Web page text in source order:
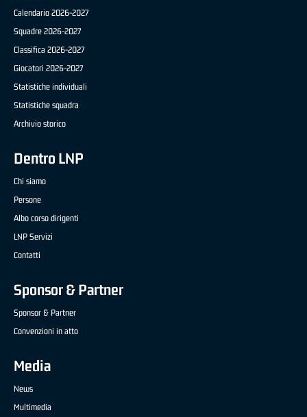
Calendario 2026-2027
Squadre 2026-2027
Classifica 2026-2027
Giocatori 2026-2027
Statistiche individuali
Statistiche squadra
Archivio storico
Dentro LNP
Chi siamo
Persone
Albo corso dirigenti
LNP Servizi
Contatti
Sponsor & Partner
Sponsor & Partner
Convenzioni in atto
Media
News
Multimedia